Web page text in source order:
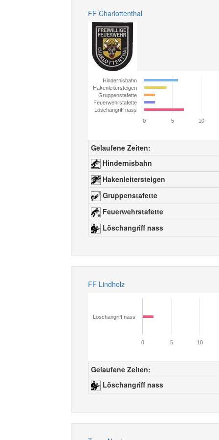
FF Charlottenthal
Hindernisbahn
Hakenleitersteigen
Gruppenstafette
Feuerwehrstafette
Löschangriff nass
0
5 10
Gelaufene Zeiten:
Hindernisbahn
Hakenleitersteigen
Gruppenstafette
Feuerwehrstafette
Löschangriff nass
FF Lindholz
Löschangriff nass
0 5 10
Gelaufene Zeiten:
Löschangriff nass